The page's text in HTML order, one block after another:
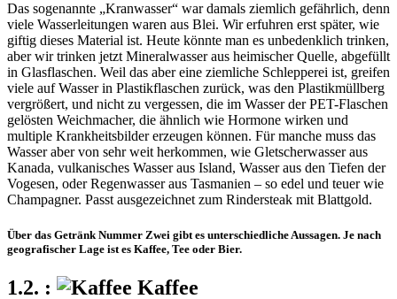
Das sogenannte
Kranwasser
war damals ziemlich gefährlich, denn
viele Wasserleitungen waren aus Blei. Wir erfuhren erst später, wie
giftig dieses Material ist. Heute könnte man es unbedenklich trinken,
aber wir trinken jetzt Mineralwasser aus heimischer Quelle, abgefüllt
in Glasflaschen. Weil das aber eine ziemliche Schlepperei ist, greifen
viele auf Wasser in Plastikflaschen zurück, was den Plastikmüllberg
vergrößert, und nicht zu vergessen, die im Wasser der PET-Flaschen
gelösten Weichmacher, die ähnlich wie Hormone wirken und
multiple Krankheitsbilder erzeugen können. Für manche muss das
Wasser aber von sehr weit herkommen, wie Gletscherwasser aus
Kanada, vulkanisches Wasser aus Island, Wasser aus den Tiefen der
Vogesen, oder Regenwasser aus Tasmanien – so edel und teuer wie
Champagner. Passt ausgezeichnet zum Rindersteak mit Blattgold.
Über das Getränk Nummer Zwei gibt es unterschiedliche Aussagen. Je nach
geografischer Lage ist es Kaffee, Tee oder Bier.
Kaffee